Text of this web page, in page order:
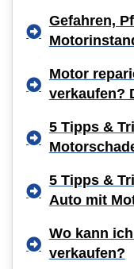
Gefahren,
Motor
verkaufen?
5 Tipps &
5 Tipps &
Auto mit
Wo kann
verkaufen?